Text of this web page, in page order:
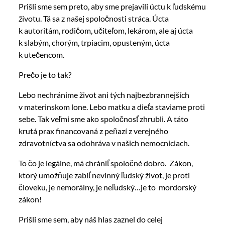
Prišli sme sem preto, aby sme prejavili úctu k ľudskému
životu. Tá sa z našej spoločnosti stráca. Úcta
k autoritám, rodičom, učiteľom, lekárom, ale aj úcta
k slabým, chorým, trpiacim, opusteným, úcta
k utečencom.
Prečo je to tak?
Lebo nechránime život ani tých najbezbrannejších
v materinskom lone. Lebo matku a dieťa staviame proti
sebe. Tak veľmi sme ako spoločnosť zhrubli. A táto
krutá prax financovaná z peňazí z verejného
zdravotníctva sa odohráva v našich nemocniciach.
To čo je legálne, má chrániť spoločné dobro. Zákon,
ktorý umožňuje zabiť nevinný ľudský život, je proti
človeku, je nemorálny, je neľudský…je to mordorský
zákon!
Prišli sme sem, aby náš hlas zaznel do celej